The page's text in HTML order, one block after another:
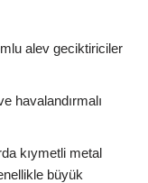
alev geciktiriciler
havalandırmalı
kıymetli metal
büyük